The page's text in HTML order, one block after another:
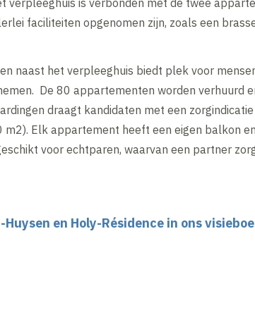
verpleeghuis is verbonden met de twee
faciliteiten opgenomen zijn, zoals een
naast het verpleeghuis biedt plek voor
De 80 appartementen worden verhuurd
draagt kandidaten met een
Elk appartement heeft een eigen balkon
voor echtparen, waarvan een partner
Huysen en Holy-Résidence in ons